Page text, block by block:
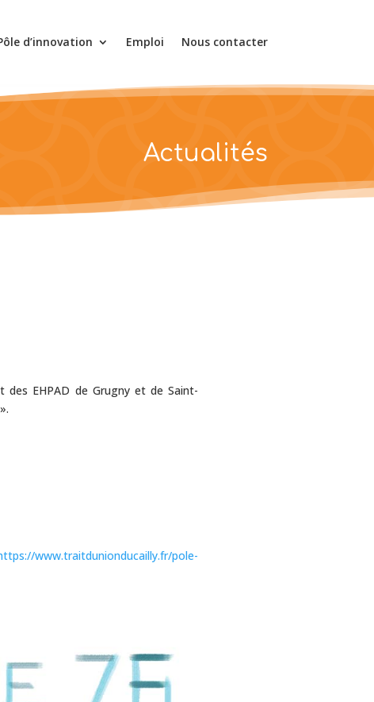
d’innovation Emploi Nous contacter
Actualités
des EHPAD de Grugny et de Saint-
www.traitdunionducailly.fr/pole-